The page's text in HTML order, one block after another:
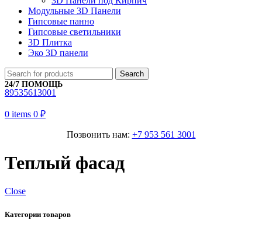
Модульные 3D Панели
Гипсовые панно
Гипсовые светильники
3D Плитка
Эко 3D панели
Search
24/7 ПОМОЩЬ
89535613001
0 items 0 ₽
Позвонить нам: +7 953 561 3001
Теплый фасад
Close
Категории товаров